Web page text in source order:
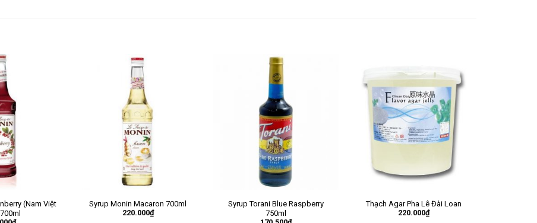
(Nam Việt
Syrup Monin Macaron 700ml
220.000₫
Syrup Torani Blue Raspberry
750ml
Thạch Agar Pha Lê Đài Loan
220.000₫